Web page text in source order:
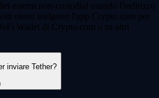
esterni non-custodial usando l'indirizzo
utenti scelgono l'app Crypto.com per
Wallet di Crypto.com o su altri
inviare Tether?